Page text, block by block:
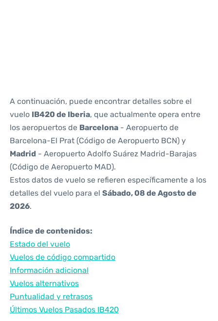
A continuación, puede encontrar detalles sobre el
vuelo IB420 de Iberia, que actualmente opera entre
los aeropuertos de Barcelona - Aeropuerto de
Barcelona-El Prat (Código de Aeropuerto BCN) y
Madrid - Aeropuerto Adolfo Suárez Madrid-Barajas
(Código de Aeropuerto MAD).
Estos datos de vuelo se refieren específicamente a los
detalles del vuelo para el Sábado, 08 de Agosto de
2026.
Índice de contenidos:
Estado del vuelo
Vuelos de código compartido
Información adicional
Vuelos alternativos
Puntualidad y retrasos
Últimos Vuelos Pasados IB420